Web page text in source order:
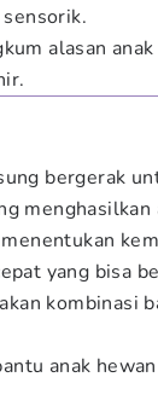
alasan
bergerak
yang bisa
kombinasi
anak